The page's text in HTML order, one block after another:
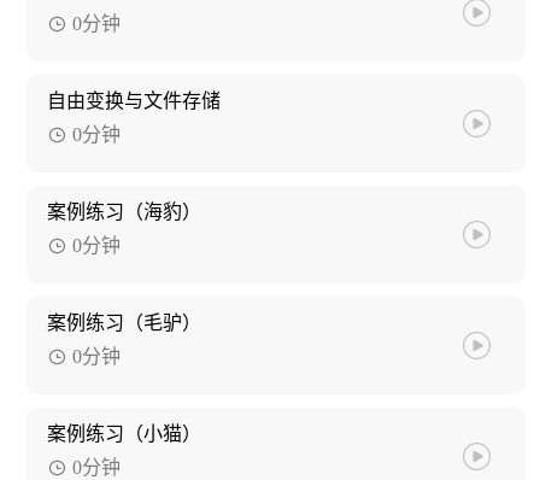
0分钟
自由变换与文件存储
0分钟
案例练习（海豹）
0分钟
案例练习（毛驴）
0分钟
案例练习（小猫）
0分钟